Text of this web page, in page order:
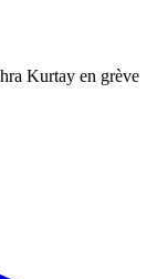
Kurtay en grève